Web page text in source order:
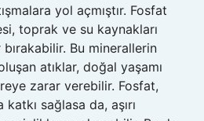
yol açmıştır. Fosfat
toprak ve su kaynakları
bırakabilir. Bu minerallerin
atıklar, doğal yaşamı
zarar verebilir. Fosfat,
sağlasa da, aşırı